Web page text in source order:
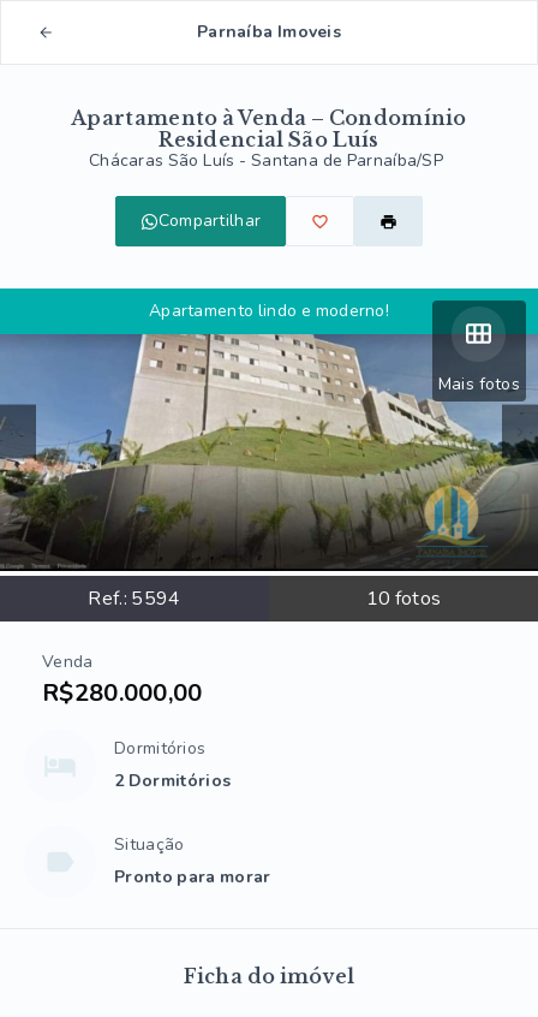
Parnaíba Imoveis
Apartamento à Venda – Condomínio
Residencial São Luís
Chácaras São Luís - Santana de Parnaíba/SP
Compartilhar
Mais fotos
Ref.: 5594 10 fotos
Apartamento lindo e moderno!
Venda
R$280.000,00
Dormitórios
2 Dormitórios
Situação
Pronto para morar
Ficha do imóvel